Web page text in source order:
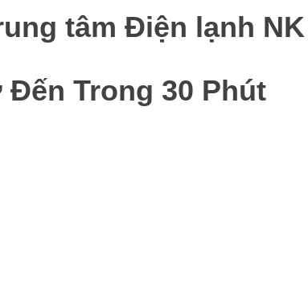
tâm Điện lạnh NK
Đến Trong 30 Phút